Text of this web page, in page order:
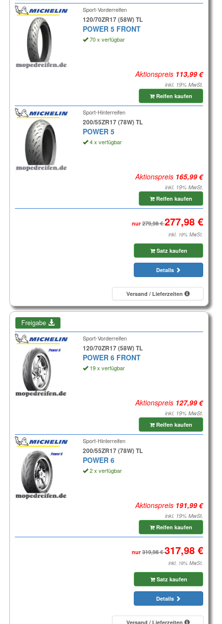
Sport-Vorderreifen
120/70ZR17 (58W) TL
POWER 5 FRONT
70 x verfügbar
Aktionspreis
inkl. 19% MwSt.
Reifen kaufen
Sport-Hinterreifen
200/55ZR17 (78W) TL
POWER 5
4 x verfügbar
Aktionspreis
inkl. 19% MwSt.
Reifen kaufen
nur
inkl. 19% MwSt.
Satz kaufen
Details
Versand / Lieferzeiten
Freigabe
Sport-Vorderreifen
120/70ZR17 (58W) TL
POWER 6 FRONT
19 x verfügbar
Aktionspreis
inkl. 19% MwSt.
Reifen kaufen
Sport-Hinterreifen
200/55ZR17 (78W) TL
POWER 6
2 x verfügbar
Aktionspreis
inkl. 19% MwSt.
Reifen kaufen
nur
inkl. 19% MwSt.
Satz kaufen
Details
Versand / Lieferzeiten